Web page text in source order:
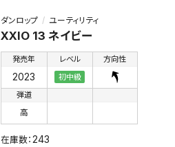
ダンロップ ユーティリティ
XXIO 13 ネイビー
発売年
2023
レベル
初中級
方向性
弾道
高
243